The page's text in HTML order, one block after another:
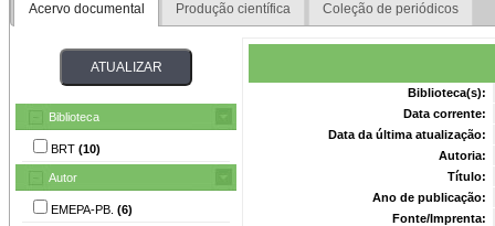
Acervo documental Produção científica Coleção de periódicos
Biblioteca
BRT (10)
Autor
EMEPA-PB. (6)
Biblioteca(s):
Data corrente:
Data da última atualização:
Autoria:
Título:
Ano de publicação:
Fonte/Imprenta: